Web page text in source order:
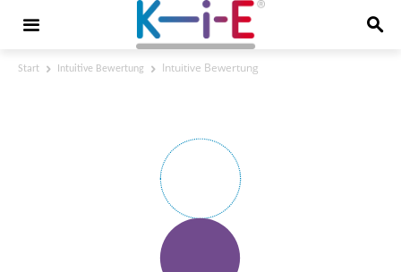
Start Intuitive Bewertung Intuitive Bewertung